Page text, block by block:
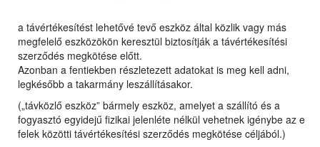
a távértékesítést lehetővé tevő eszköz által közlik vagy más
megfelelő eszközökön keresztül biztosítják a távértékesítési
szerződés megkötése előtt.
Azonban a fentiekben részletezett adatokat is meg kell adni,
legkésőbb a takarmány leszállításakor.
(„távközlő eszköz” bármely eszköz, amelyet a szállító és a
fogyasztó egyidejű fizikai jelenléte nélkül vehetnek igénybe az e
felek közötti távértékesítési szerződés megkötése céljából.)